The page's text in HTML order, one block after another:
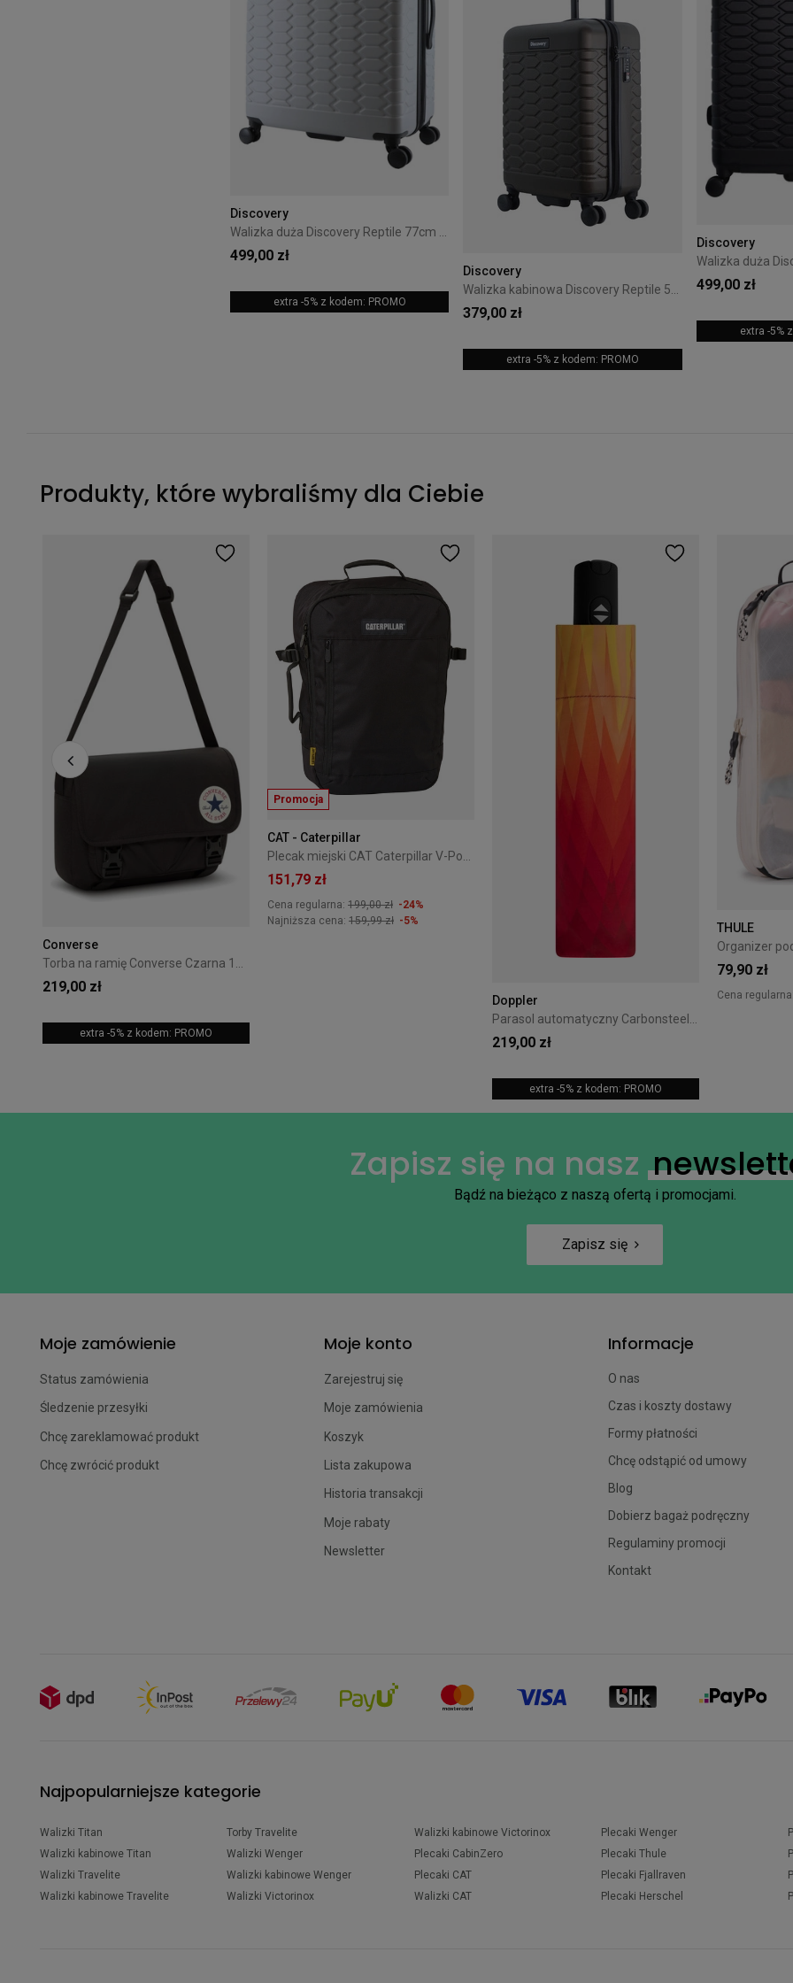
Discovery
499,00 zł
extra -5% z kodem: PROMO
Discovery
379,00 zł
extra -5% z kodem: PROMO
Discovery
499,00 zł
extra -5%
Produkty, które wybraliśmy dla Ciebie
Converse
Torba na ramię Converse Czarna 10026011-A01
219,00 zł
extra -5% z kodem: PROMO
Promocja
CAT - Caterpillar
151,79 zł
Cena regularna: 199,00 zł -24%
Najniższa cena: 159,99 zł -5%
Doppler
219,00 zł
extra -5% z kodem: PROMO
THULE
79,90 zł
Cena regularna:
Zapisz się na nasz
Bądź na bieżąco z naszą ofertą i promocjami.
Zapisz się
Moje zamówienie
Status zamówienia
Śledzenie przesyłki
Chcę zareklamować produkt
Chcę zwrócić produkt
Moje konto
Zarejestruj się
Moje zamówienia
Koszyk
Lista zakupowa
Historia transakcji
Moje rabaty
Newsletter
Informacje
O nas
Czas i koszty dostawy
Formy płatności
Chcę odstąpić od umowy
Blog
Dobierz bagaż podręczny
Regulaminy promocji
Kontakt
Najpopularniejsze kategorie
Walizki Titan
Walizki kabinowe Titan
Walizki Travelite
Walizki kabinowe Travelite
Torby Travelite
Walizki Wenger
Walizki kabinowe Wenger
Walizki Victorinox
Walizki kabinowe Victorinox
Plecaki CabinZero
Plecaki CAT
Walizki CAT
Plecaki Wenger
Plecaki Thule
Plecaki Fjallraven
Plecaki Herschel